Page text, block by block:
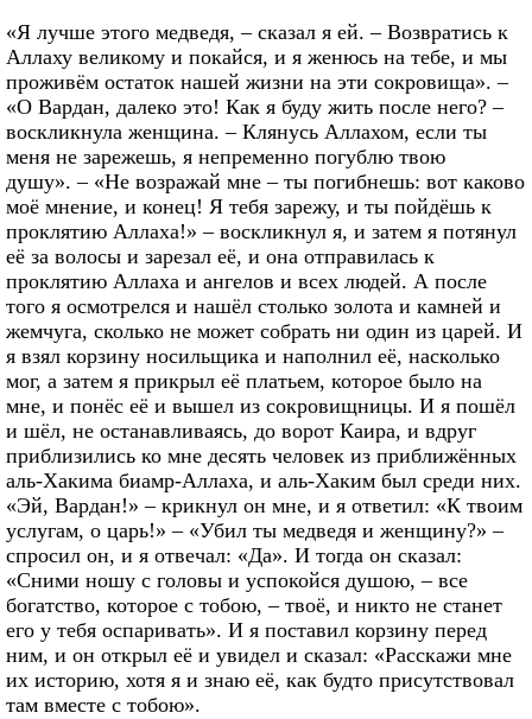
«Я лучше этого медведя, – сказал я ей. – Возвратись к
Аллаху великому и покайся, и я женюсь на тебе, и мы
проживём остаток нашей жизни на эти сокровища». –
«О Вардан, далеко это! Как я буду жить после него? –
воскликнула женщина. – Клянусь Аллахом, если ты
меня не зарежешь, я непременно погублю твою
душу». – «Не возражай мне – ты погибнешь: вот каково
моё мнение, и конец! Я тебя зарежу, и ты пойдёшь к
проклятию Аллаха!» – воскликнул я, и затем я потянул
её за волосы и зарезал её, и она отправилась к
проклятию Аллаха и ангелов и всех людей. А после
того я осмотрелся и нашёл столько золота и камней и
жемчуга, сколько не может собрать ни один из царей. И
я взял корзину носильщика и наполнил её, насколько
мог, а затем я прикрыл её платьем, которое было на
мне, и понёс её и вышел из сокровищницы. И я пошёл
и шёл, не останавливаясь, до ворот Каира, и вдруг
приблизились ко мне десять человек из приближённых
аль-Хакима биамр-Аллаха, и аль-Хаким был среди них.
«Эй, Вардан!» – крикнул он мне, и я ответил: «К твоим
услугам, о царь!» – «Убил ты медведя и женщину?» –
спросил он, и я отвечал: «Да». И тогда он сказал:
«Сними ношу с головы и успокойся душою, – все
богатство, которое с тобою, – твоё, и никто не станет
его у тебя оспаривать». И я поставил корзину перед
ним, и он открыл её и увидел и сказал: «Расскажи мне
их историю, хотя я и знаю её, как будто присутствовал
там вместе с тобою».